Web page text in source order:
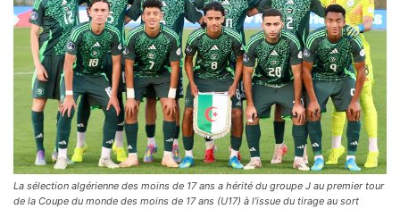
La sélection algérienne des moins de 17 ans a hérité du groupe J au premier tour
de la Coupe du monde des moins de 17 ans (U17) à l’issue du tirage au sort